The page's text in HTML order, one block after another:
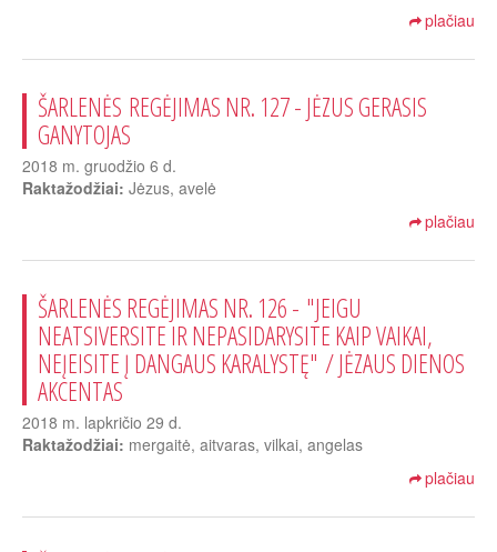
plačiau
ŠARLENĖS REGĖJIMAS NR. 127 - JĖZUS GERASIS
GANYTOJAS
2018 m. gruodžio 6 d.
Raktažodžiai: Jėzus, avelė
plačiau
ŠARLENĖS REGĖJIMAS NR. 126 - "JEIGU
NEATSIVERSITE IR NEPASIDARYSITE KAIP VAIKAI,
NEĮEISITE Į DANGAUS KARALYSTĘ" / JĖZAUS DIENOS
AKCENTAS
2018 m. lapkričio 29 d.
Raktažodžiai: mergaitė, aitvaras, vilkai, angelas
plačiau